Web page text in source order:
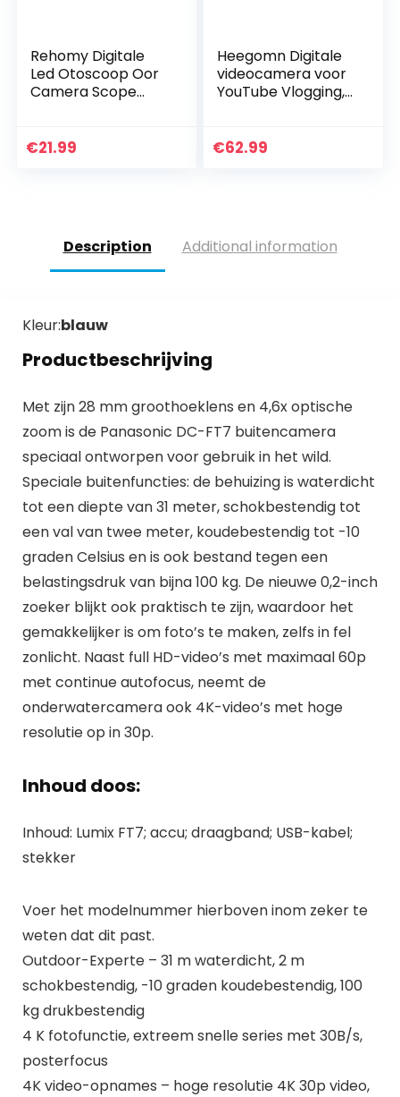
Rehomy Digitale
Led Otoscoop Oor
Camera Scope
Oorreinigingsgeree
€21.99
Heegomn Digitale
videocamera voor
YouTube Vlogging,
voor
€62.99
Description Additional information
Kleur:blauw
Productbeschrijving
Met zijn 28 mm groothoeklens en 4,6x optische
zoom is de Panasonic DC-FT7 buitencamera
speciaal ontworpen voor gebruik in het wild.
Speciale buitenfuncties: de behuizing is waterdicht
tot een diepte van 31 meter, schokbestendig tot
een val van twee meter, koudebestendig tot -10
graden Celsius en is ook bestand tegen een
belastingsdruk van bijna 100 kg. De nieuwe 0,2-inch
zoeker blijkt ook praktisch te zijn, waardoor het
gemakkelijker is om foto’s te maken, zelfs in fel
zonlicht. Naast full HD-video’s met maximaal 60p
met continue autofocus, neemt de
onderwatercamera ook 4K-video’s met hoge
resolutie op in 30p.
Inhoud doos:
Inhoud: Lumix FT7; accu; draagband; USB-kabel;
stekker
Voer het modelnummer hierboven inom zeker te
weten dat dit past.
Outdoor-Experte – 31 m waterdicht, 2 m
schokbestendig, -10 graden koudebestendig, 100
kg drukbestendig
4 K fotofunctie, extreem snelle series met 30B/s,
posterfocus
4K video-opnames – hoge resolutie 4K 30p video,